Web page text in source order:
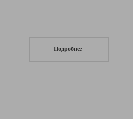
Подробнее